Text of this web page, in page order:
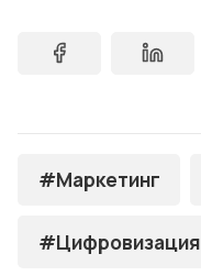
#Маркетинг
#Цифровизация